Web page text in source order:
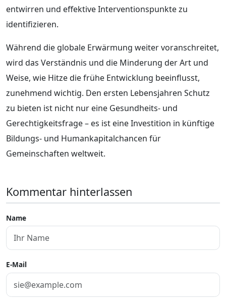
entwirren und effektive Interventionspunkte zu
identifizieren.
Während die globale Erwärmung weiter voranschreitet,
wird das Verständnis und die Minderung der Art und
Weise, wie Hitze die frühe Entwicklung beeinflusst,
zunehmend wichtig. Den ersten Lebensjahren Schutz
zu bieten ist nicht nur eine Gesundheits- und
Gerechtigkeitsfrage – es ist eine Investition in künftige
Bildungs- und Humankapitalchancen für
Gemeinschaften weltweit.
Kommentar hinterlassen
Name
E-Mail